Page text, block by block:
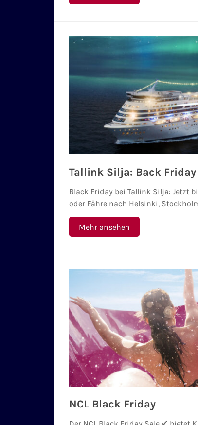
Tallink Silja: Back Friday
Black Friday bei Tallink Silja: Jetzt
oder Fähre nach Helsinki,
Mehr ansehen
NCL Black Friday